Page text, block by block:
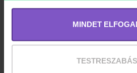
MINDET
TESTRESZABÁS
RAKTÁRON